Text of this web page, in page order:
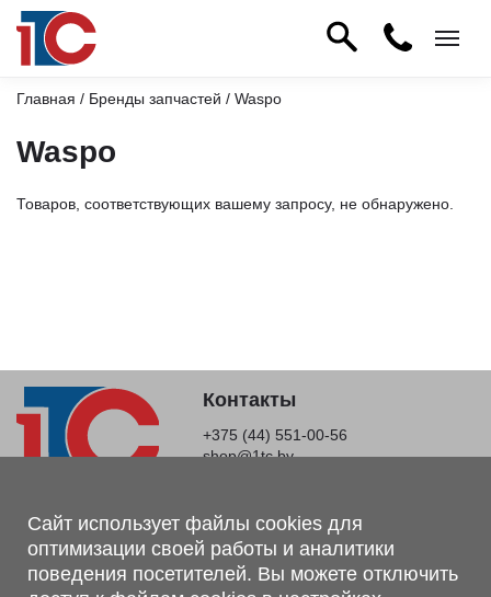
Главная / Бренды запчастей / Waspo
Waspo
Товаров, соответствующих вашему запросу, не обнаружено.
Контакты
+375 (44) 551-00-56
shop@1tc.by
Магазин, склад
г. Минск, Минский р-н, п. Привольный, ул. Мира, 20А,
223062
Сайт использует файлы cookies для
оптимизации своей работы и аналитики
поведения посетителей. Вы можете отключить